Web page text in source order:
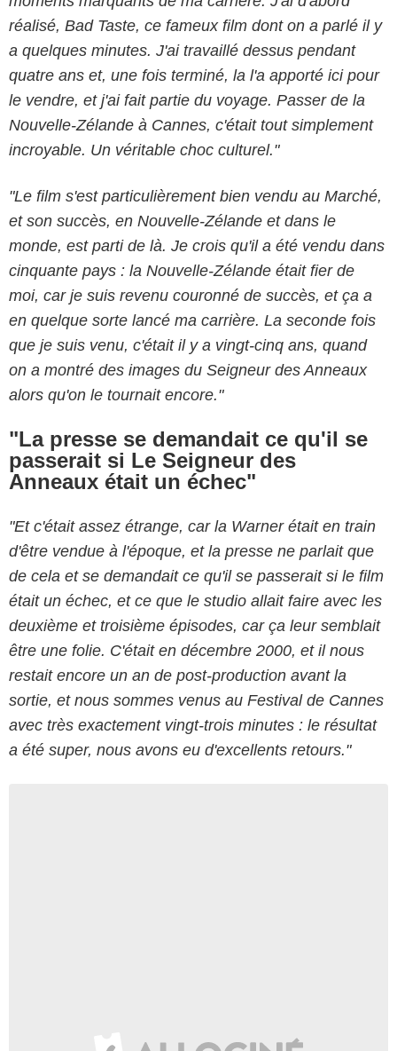
réalisé, Bad Taste, ce fameux film dont on a parlé il y
a quelques minutes. J'ai travaillé dessus pendant
quatre ans et, une fois terminé, la l'a apporté ici pour
le vendre, et j'ai fait partie du voyage. Passer de la
Nouvelle-Zélande à Cannes, c'était tout simplement
incroyable. Un véritable choc culturel."
"Le film s'est particulièrement bien vendu au Marché,
et son succès, en Nouvelle-Zélande et dans le
monde, est parti de là. Je crois qu'il a été vendu dans
cinquante pays : la Nouvelle-Zélande était fier de
moi, car je suis revenu couronné de succès, et ça a
en quelque sorte lancé ma carrière. La seconde fois
que je suis venu, c'était il y a vingt-cinq ans, quand
on a montré des images du Seigneur des Anneaux
alors qu'on le tournait encore."
"La presse se demandait ce qu'il se
passerait si Le Seigneur des
Anneaux était un échec"
"Et c'était assez étrange, car la Warner était en train
d'être vendue à l'époque, et la presse ne parlait que
de cela et se demandait ce qu'il se passerait si le film
était un échec, et ce que le studio allait faire avec les
deuxième et troisième épisodes, car ça leur semblait
être une folie. C'était en décembre 2000, et il nous
restait encore un an de post-production avant la
sortie, et nous sommes venus au Festival de Cannes
avec très exactement vingt-trois minutes : le résultat
a été super, nous avons eu d'excellents retours."